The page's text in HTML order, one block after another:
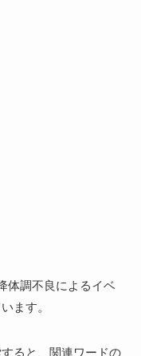
体調不良によるイベ
ます。
ると、関連ワードの